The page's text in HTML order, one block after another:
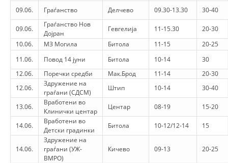
STRUCTURAL SET UP
PROMOTION OF HUMAN VALUES
USE AND PROTECTION OF THE EMBLEM
THE SOCIAL WELFARE ACTIVITY
DISASTER PREPAREDNESS AND RESPONSE
PUBLIC RELATIONS
09.06. Граѓанство Делчево 09.30-13.30 30-40
09.06.
Граѓанство Нов
Дојран
Гевгелија 11-15.30
20-30
10.06.
МЗ Могила Битола 11-15
20-25
11.06.
Повод 14 јуни Битола 10-14
30
12.06.
Поречки средби Мак.Брод 11-14
20-30
12.06.
Здружение на
граѓани (СДСМ)
Штип 10-14 30-40
13.06.
Вработени во
Клинички центар
Центар 08-19 15-20
14.06.
Вработени во
Детски градинки
Битола 10-12/12-14 15
14.06.
Здружение на
граѓани (УЖ-
ВМРО)
Кичево 09-13 20-25